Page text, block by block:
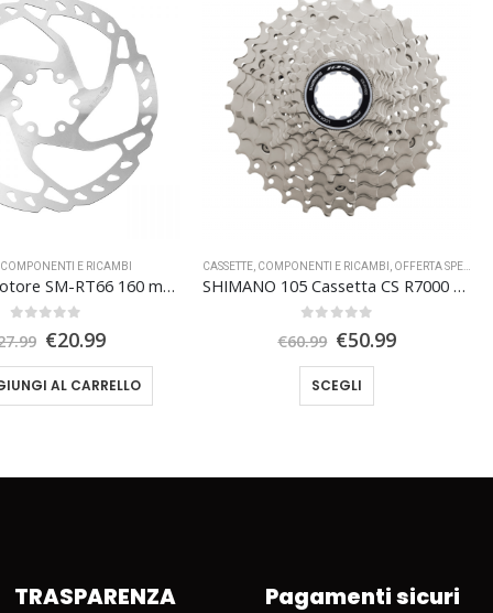
COMPONENTI E RICAMBI
SHIMANO Rotore SM-RT66 160 mm 6 fori
Il
originale
era:
€20.99Il
attuale
è:
AL CARRELLO
CASSETTE, COMPONENTI E RICAMBI , OFFERTA SPECIALE
SHIMANO 105 Cassetta CS R7000 11s
€60.99 Il
originale
era:
€50.99Il
SCEGLI
Questo prodotto ha più varianti. Le opzioni possono essere scelte nella pagina del prodotto
TRASPARENZA Pagamenti sicuri